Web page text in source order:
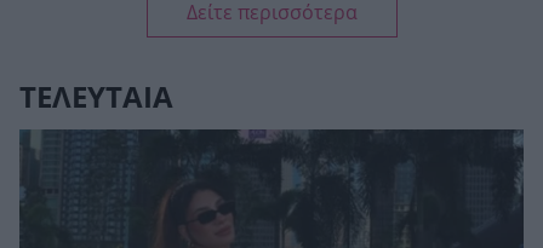
Δείτε περισσότερα
ΤΕΛΕΥΤΑΙΑ